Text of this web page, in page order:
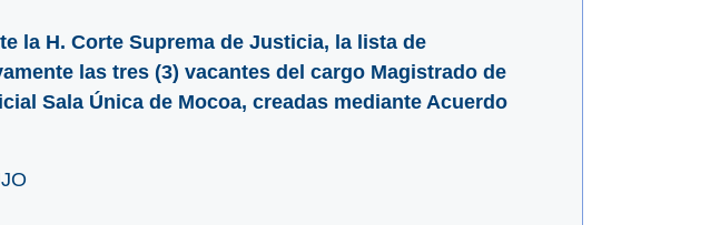
la H. Corte Suprema de Justicia, la lista de
las tres (3) vacantes del cargo Magistrado de
Sala Única de Mocoa, creadas mediante Acuerdo